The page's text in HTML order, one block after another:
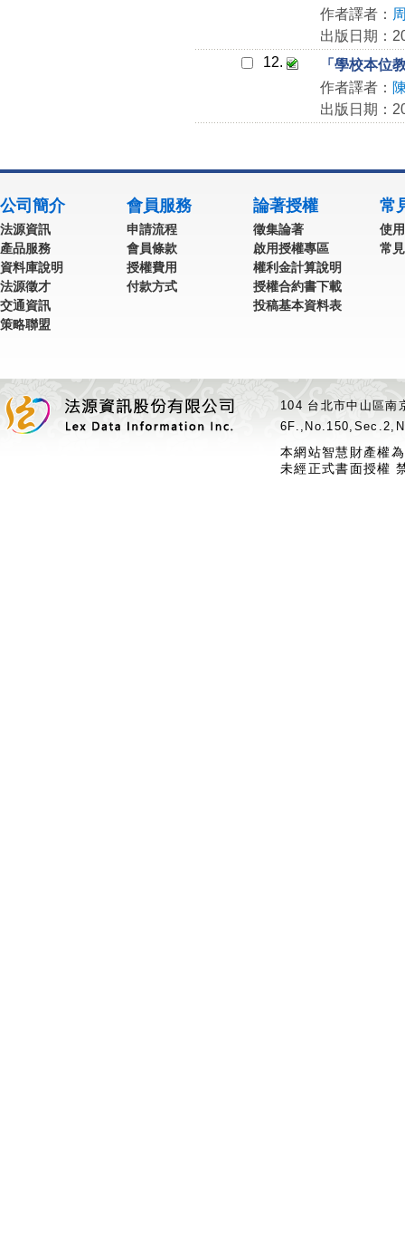
作者譯者：
出版日期：
12.
「學校本位
作者譯者：
出版日期：
公司簡介
法源資訊
產品服務
資料庫說明
法源徵才
交通資訊
策略聯盟
會員服務
申請流程
會員條款
授權費用
付款方式
論著授權
徵集論著
啟用授權專區
權利金計算說明
授權合約書下載
投稿基本資料表
常
使
常
104 台北市中山區
本網站智慧財產權
未經正式書面授權